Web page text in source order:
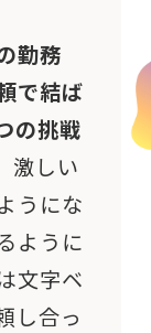
勤務
で結ば
の挑戦
激しい
うにな
ように
文字ベ
し合っ